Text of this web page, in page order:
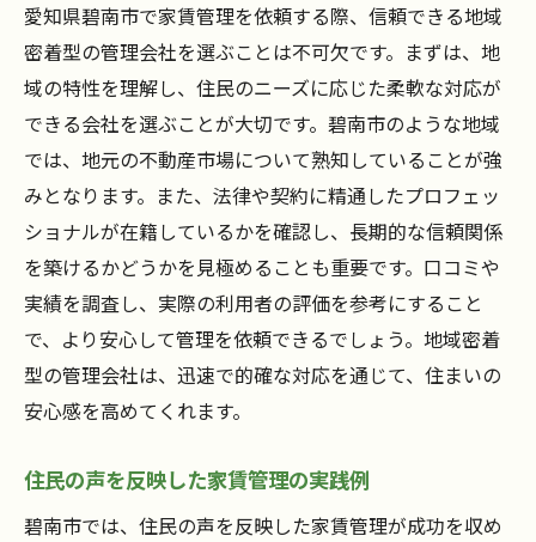
愛知県碧南市で家賃管理を依頼する際、信頼できる地域
密着型の管理会社を選ぶことは不可欠です。まずは、地
域の特性を理解し、住民のニーズに応じた柔軟な対応が
できる会社を選ぶことが大切です。碧南市のような地域
では、地元の不動産市場について熟知していることが強
みとなります。また、法律や契約に精通したプロフェッ
ショナルが在籍しているかを確認し、長期的な信頼関係
を築けるかどうかを見極めることも重要です。口コミや
実績を調査し、実際の利用者の評価を参考にすること
で、より安心して管理を依頼できるでしょう。地域密着
型の管理会社は、迅速で的確な対応を通じて、住まいの
安心感を高めてくれます。
住民の声を反映した家賃管理の実践例
碧南市では、住民の声を反映した家賃管理が成功を収め